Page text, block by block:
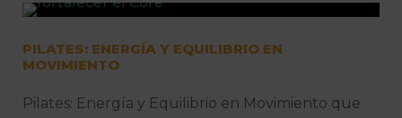
PILATES: ENERGÍA Y EQUILIBRIO EN
MOVIMIENTO
Pilates: Energía y Equilibrio en Movimiento que